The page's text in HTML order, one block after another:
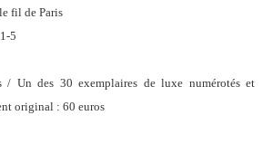
fil de Paris
5
Un des 30 exemplaires de luxe numérotés et
original : 60 euros